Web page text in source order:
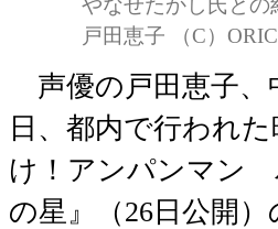
やなせたかし氏との
戸田恵子 （C）
声優の戸田恵子、
日、都内で行われ
け！アンパンマン
の星』（26日公開